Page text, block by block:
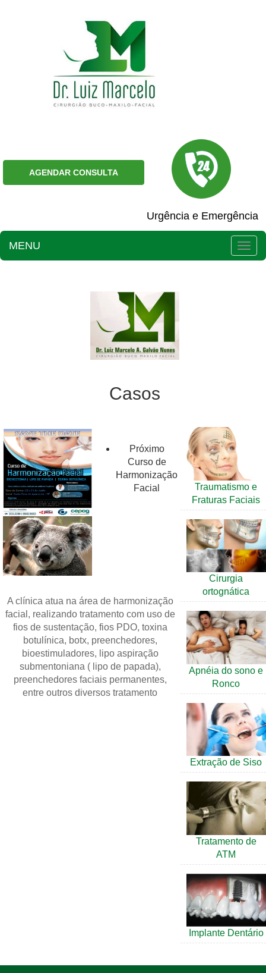
AGENDAR CONSULTA
Urgência e Emergência
MENU
Casos
Próximo
Curso de
Harmonização
Facial
A clínica atua na área de harmonização
facial, realizando tratamento com uso de
fios de sustentação, fios PDO, toxina
botulínica, botx, preenchedores,
bioestimuladores, lipo aspiração
submentoniana ( lipo de papada),
preenchedores faciais permanentes,
entre outros diversos tratamento
Traumatismo e
Fraturas Faciais
Cirurgia
ortognática
Apnéia do sono e
Ronco
Extração de Siso
Tratamento de
ATM
Implante Dentário